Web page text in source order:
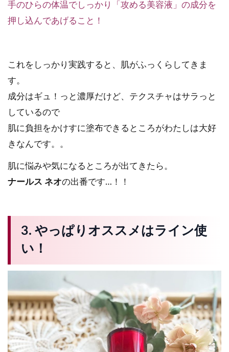
手のひらの体温でしっかり「攻める美容液」の成分を
押し込んであげること！
これをしっかり実践すると、肌がふっくらしてきま
す。
成分はギュ！っと濃厚だけど、テクスチャはサラっと
しているので
肌に負担をかけすに塗布できるところがわたしは大好
きなんです。。
肌に悩みや気になるところが出てきたら。
ナールス ネオの出番です…！！
3.やっぱりオススメはライン使
い！